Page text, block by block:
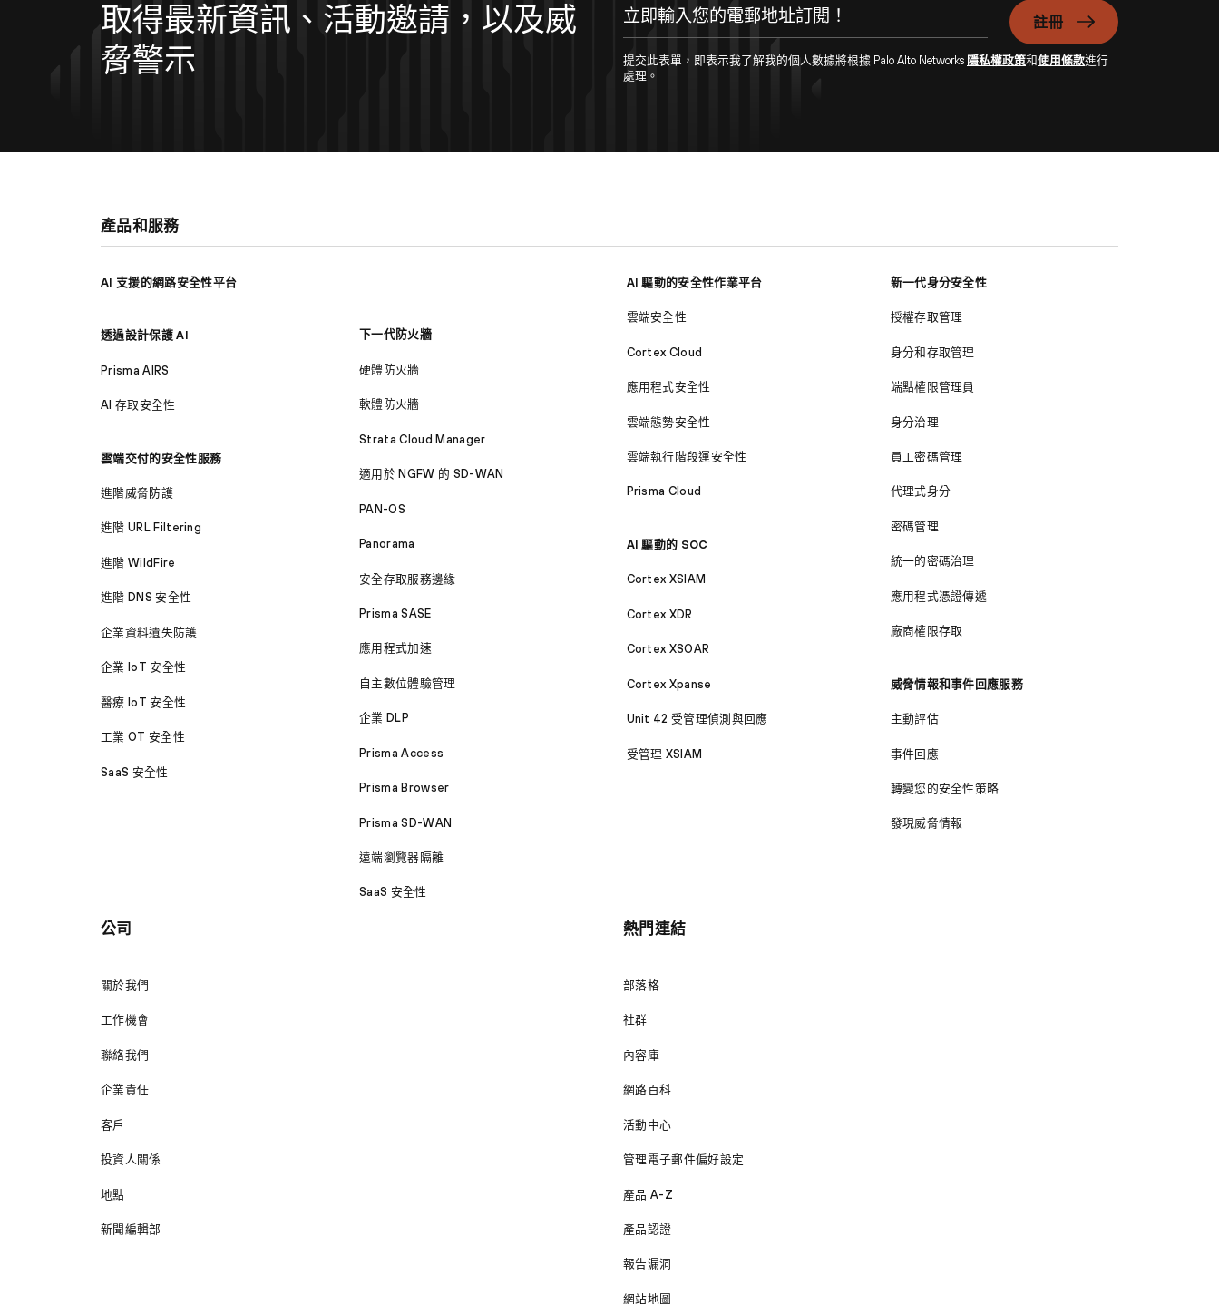
取得最新資訊、活動邀請，以及威
脅警示
註冊
提交此表單，即表示我了解我的個人數據將根據 Palo Alto Networks 隱私權政策和使用條款進行
處理。
產品和服務
AI 支援的網路安全性平台
透過設計保護 AI
Prisma AIRS
AI 存取安全性
雲端交付的安全性服務
進階威脅防護
進階 URL Filtering
進階 WildFire
進階 DNS 安全性
企業資料遺失防護
企業 IoT 安全性
醫療 IoT 安全性
工業 OT 安全性
SaaS 安全性
下一代防火牆
硬體防火牆
軟體防火牆
Strata Cloud Manager
適用於 NGFW 的 SD-WAN
PAN-OS
Panorama
安全存取服務邊緣
Prisma SASE
應用程式加速
自主數位體驗管理
企業 DLP
Prisma Access
Prisma Browser
Prisma SD-WAN
遠端瀏覽器隔離
SaaS 安全性
AI 驅動的安全性作業平台
雲端安全性
Cortex Cloud
應用程式安全性
雲端態勢安全性
雲端執行階段運安全性
Prisma Cloud
AI 驅動的 SOC
Cortex XSIAM
Cortex XDR
Cortex XSOAR
Cortex Xpanse
Unit 42 受管理偵測與回應
受管理 XSIAM
新一代身分安全性
授權存取管理
身分和存取管理
端點權限管理員
身分治理
員工密碼管理
代理式身分
密碼管理
統一的密碼治理
應用程式憑證傳遞
廠商權限存取
威脅情報和事件回應服務
主動評估
事件回應
轉變您的安全性策略
發現威脅情報
公司
關於我們
工作機會
聯絡我們
企業責任
客戶
投資人關係
地點
新聞編輯部
熱門連結
部落格
社群
內容庫
網路百科
活動中心
管理電子郵件偏好設定
產品 A-Z
產品認證
報告漏洞
網站地圖